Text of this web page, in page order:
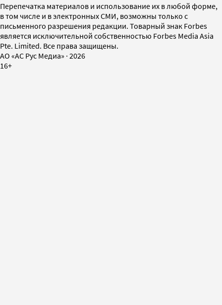
Перепечатка материалов и использование их в любой форме,
в том числе и в электронных СМИ, возможны только с
письменного разрешения редакции. Товарный знак Forbes
является исключительной собственностью Forbes Media Asia
Pte. Limited. Все права защищены.
AO «АС Рус Медиа» · 2026
16+